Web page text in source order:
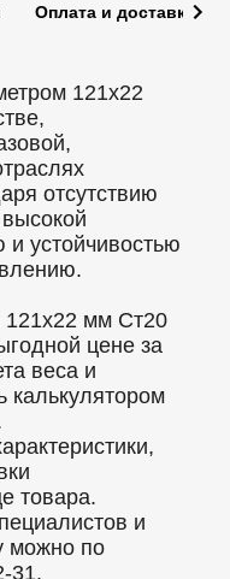
Оплата и доставка
121x22
отсутствию
устойчивостью
мм Ст20
цене за
веса и
калькулятором
товара.
и
можно по
31.